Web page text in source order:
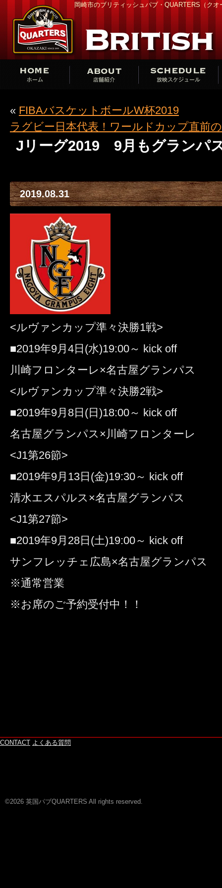
岡崎市のブリティッシュパブ・QUARTERS（クオ
« FIBAバスケットボールW杯2019
ラグビー日本代表！ワールドカップ直前
Jリーグ2019 9月もグランパ
2019.08.31
<ルヴァンカップ準々決勝1戦>
■2019年9月4日(水)19:00～ kick off
川崎フロンターレ×名古屋グランパス
<ルヴァンカップ準々決勝2戦>
■2019年9月8日(日)18:00～ kick off
名古屋グランパス×川崎フロンターレ
<J1第26節>
■2019年9月13日(金)19:30～ kick off
清水エスパルス×名古屋グランパス
<J1第27節>
■2019年9月28日(土)19:00～ kick off
サンフレッチェ広島×名古屋グランパス
※通常営業
※お席のご予約受付中！！
CONTACT よくある質問
©2026 英国パブQUARTERS All rights reserved.